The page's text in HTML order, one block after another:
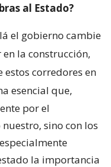
al Estado?
el gobierno cambie
la construcción,
corredores en
esencial que,
por el
sino con los
la importancia